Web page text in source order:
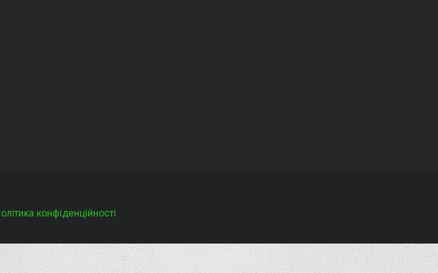
конфіденційності